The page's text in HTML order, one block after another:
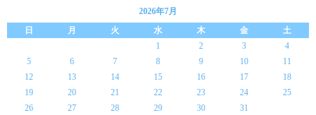
2026年7月
日
月 火 水 木 金
土
1
2 3
4
5
6 7 8 9 10
11
12
13 14 15 16 17
18
19
20 21 22 23 24
25
26
27 28 29 30 31